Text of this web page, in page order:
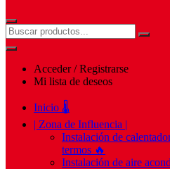
Acceder / Registrarse
Mi lista de deseos
Inicio 🌡️
| Zona de Influencia |
Instalación de
termos 🔥
Instalación de aire